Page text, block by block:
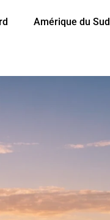
Amérique du Sud